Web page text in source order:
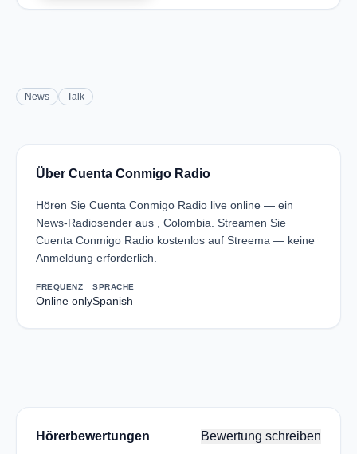
News Talk
Über Cuenta Conmigo Radio
Hören Sie Cuenta Conmigo Radio live online — ein
News-Radiosender aus , Colombia. Streamen Sie
Cuenta Conmigo Radio kostenlos auf Streema — keine
Anmeldung erforderlich.
FREQUENZ
Online only
SPRACHE
Spanish
Hörerbewertungen Bewertung schreiben